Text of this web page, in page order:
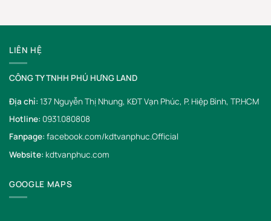
LIÊN HỆ
CÔNG TY TNHH PHÚ HƯNG LAND
Địa chỉ: 137 Nguyễn Thị Nhung, KĐT Vạn Phúc, P. Hiệp Bình, TP.HCM
Hotline: 0931.080808
Fanpage: facebook.com/kdtvanphuc.Official
Website: kdtvanphuc.com
GOOGLE MAPS